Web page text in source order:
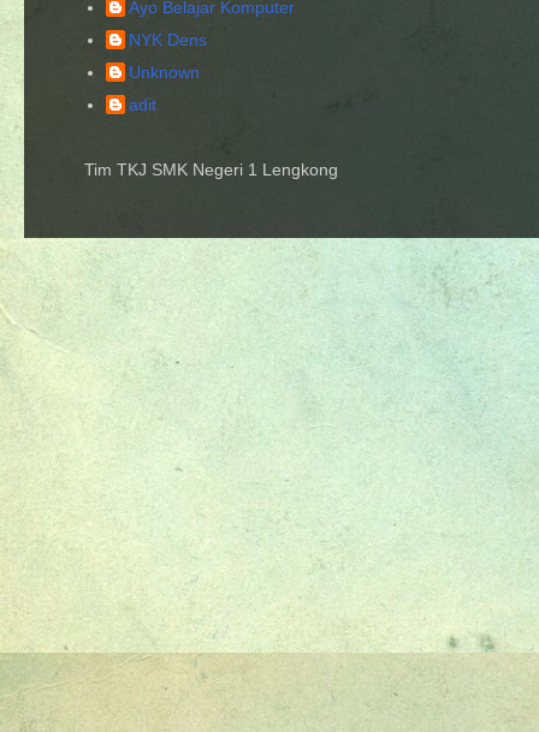
Ayo Belajar Komputer
NYK Dens
Unknown
adit
Tim TKJ SMK Negeri 1 Lengkong